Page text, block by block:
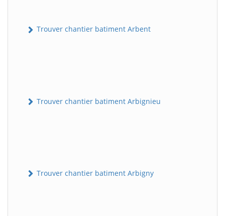
Trouver chantier batiment Arbent
Trouver chantier batiment Arbignieu
Trouver chantier batiment Arbigny